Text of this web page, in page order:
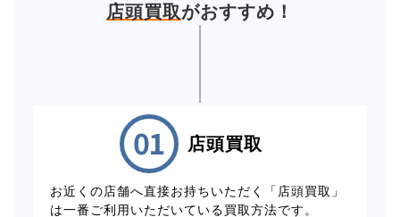
店頭買取がおすすめ！
店頭買取
お近くの店舗へ直接お持ちいただく「店頭買取」
は一番ご利用いただいている買取方法です。